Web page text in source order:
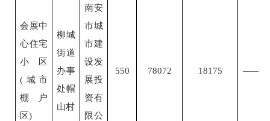
会展中
心住宅
小区
(城市
棚户
区)
柳城
街道
办事
处帽
山村
南安
市城
市建
设发
展投
资有
限公
550 78072 18175 ——